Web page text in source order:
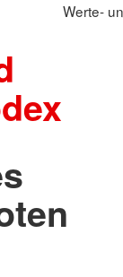
Werte-